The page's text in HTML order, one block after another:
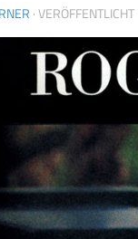
· VERÖFFENTLICHT